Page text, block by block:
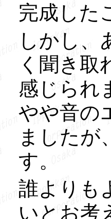
完成した
しかし、
く聞き取
感じられ
やや音の
ましたが
す。
誰よりも
いとお考